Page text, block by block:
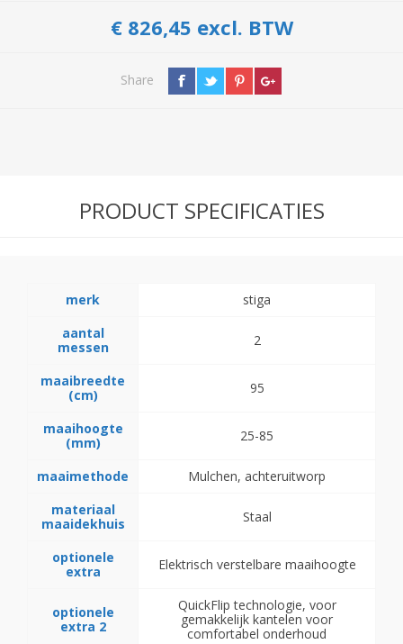
€ 826,45 excl. BTW
Share
PRODUCT SPECIFICATIES
merk
stiga
aantal
messen
2
maaibreedte
(cm)
95
maaihoogte
(mm)
25-85
maaimethode
Mulchen, achteruitworp
materiaal
maaidekhuis
Staal
optionele
extra
Elektrisch verstelbare maaihoogte
optionele
extra 2
QuickFlip technologie, voor
gemakkelijk kantelen voor
comfortabel onderhoud